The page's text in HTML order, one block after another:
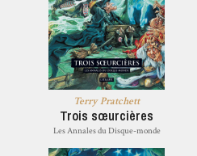
Terry Pratchett
Trois sœurcières
Les Annales du Disque-monde